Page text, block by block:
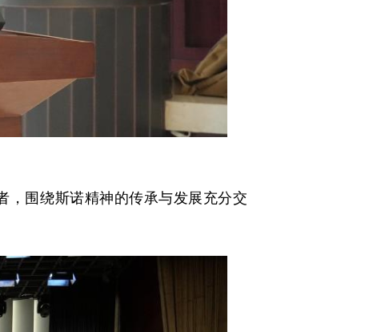
围绕斯诺精神的传承与发展充分交